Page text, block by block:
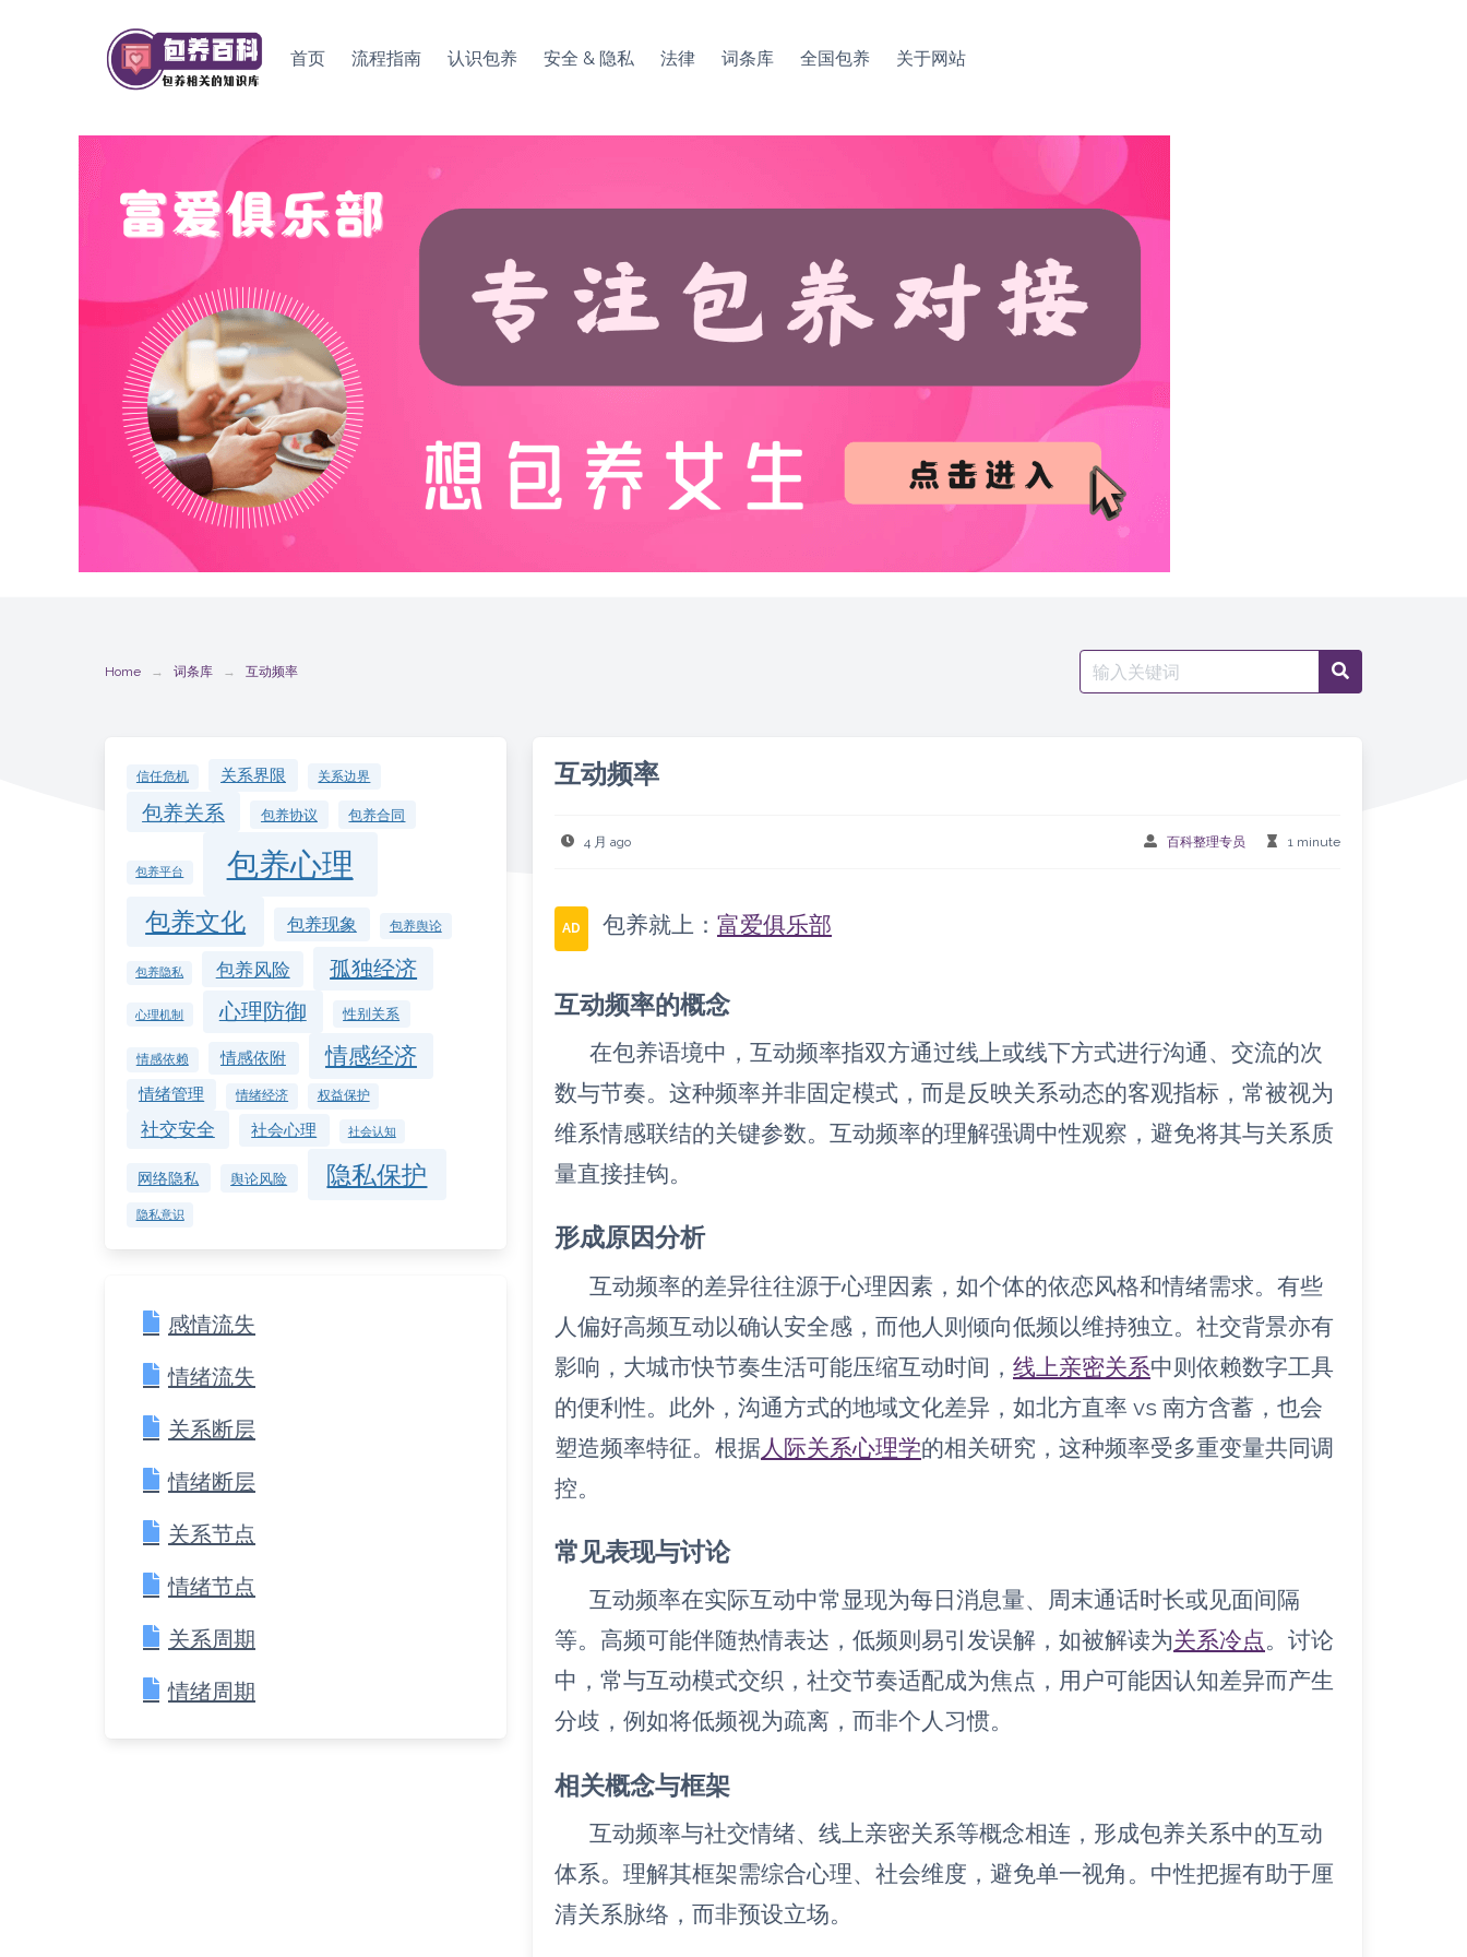
首页 流程指南 认识包养 安全 & 隐私 法律 词条库 全国包养 关于网站
Home 词条库 互动频率
Search
for:
Search
互动频率
4 月 ago 百科整理专员 1 minute
AD 包养就上：富爱俱乐部
互动频率的概念
在包养语境中，互动频率指双方通过线上或线下方式进行沟通、交流的次
数与节奏。这种频率并非固定模式，而是反映关系动态的客观指标，常被视为
维系情感联结的关键参数。互动频率的理解强调中性观察，避免将其与关系质
量直接挂钩。
形成原因分析
互动频率的差异往往源于心理因素，如个体的依恋风格和情绪需求。有些
人偏好高频互动以确认安全感，而他人则倾向低频以维持独立。社交背景亦有
影响，大城市快节奏生活可能压缩互动时间，线上亲密关系中则依赖数字工具
的便利性。此外，沟通方式的地域文化差异，如北方直率 vs 南方含蓄，也会
塑造频率特征。根据人际关系心理学的相关研究，这种频率受多重变量共同调
控。
常见表现与讨论
互动频率在实际互动中常显现为每日消息量、周末通话时长或见面间隔
等。高频可能伴随热情表达，低频则易引发误解，如被解读为关系冷点。讨论
中，常与互动模式交织，社交节奏适配成为焦点，用户可能因认知差异而产生
分歧，例如将低频视为疏离，而非个人习惯。
相关概念与框架
互动频率与社交情绪、线上亲密关系等概念相连，形成包养关系中的互动
体系。理解其框架需综合心理、社会维度，避免单一视角。中性把握有助于厘
清关系脉络，而非预设立场。
信任危机 关系界限 关系边界
包养关系 包养协议 包养合同
包养平台 包养心理
包养文化 包养现象 包养舆论
包养隐私 包养风险 孤独经济
心理机制 心理防御 性别关系
情感依赖 情感依附 情感经济
情绪管理 情绪经济 权益保护
社交安全 社会心理 社会认知
网络隐私 舆论风险 隐私保护
隐私意识
感情流失
情绪流失
关系断层
情绪断层
关系节点
情绪节点
关系周期
情绪周期